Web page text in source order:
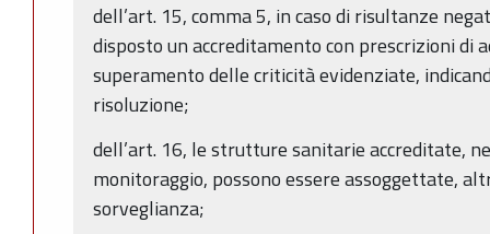
dell’art. 15, comma 5, in caso di risultanze
disposto un accreditamento con prescrizioni
superamento delle criticità evidenziate,
risoluzione;
dell’art. 16, le strutture sanitarie accreditate,
monitoraggio, possono essere assoggettate,
sorveglianza;